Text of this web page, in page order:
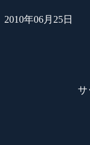
2010年06月25日
サ